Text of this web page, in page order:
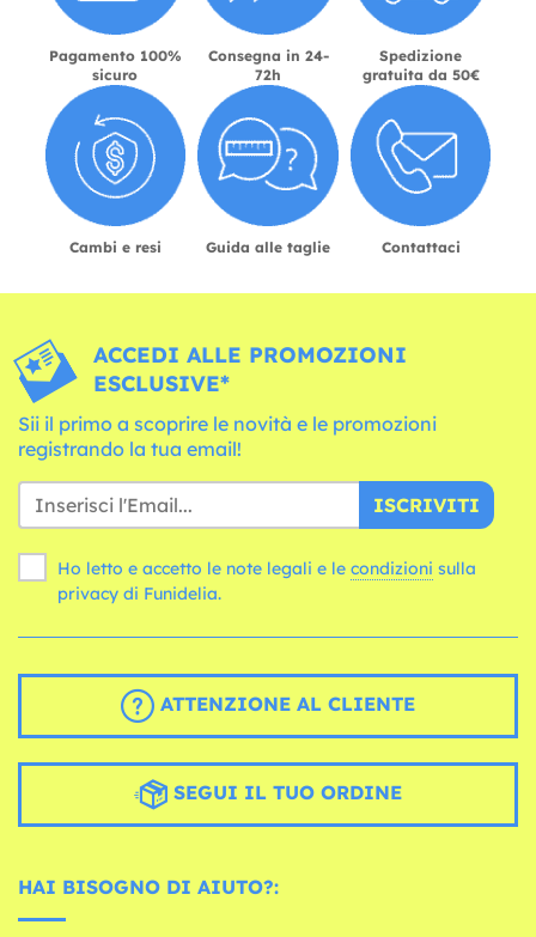
Pagamento 100%
sicuro
Consegna in 24-
72h
Spedizione
gratuita da 50€
Cambi e resi Guida alle taglie Contattaci
ACCEDI ALLE PROMOZIONI
ESCLUSIVE*
Sii il primo a scoprire le novità e le promozioni
registrando la tua email!
ISCRIVITI
Ho letto e accetto le note legali e le condizioni
privacy di Funidelia.
ATTENZIONE AL CLIENTE
SEGUI IL TUO ORDINE
HAI BISOGNO DI AIUTO?: